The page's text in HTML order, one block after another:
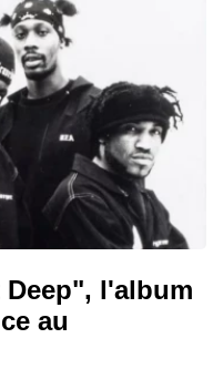
Deep", l'album
au